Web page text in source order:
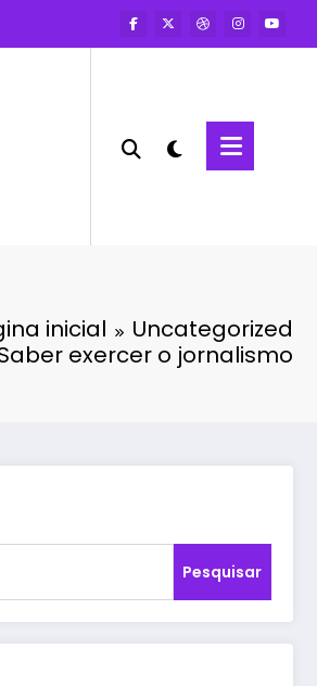
inicial
Uncategorized
exercer o jornalismo
Pesquisar